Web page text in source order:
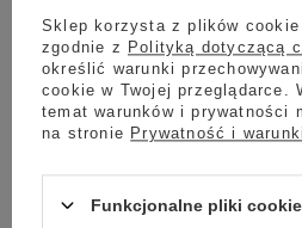
kolbowych, ale odpowiednie
sprawić, że Classico zaparzymy
French Press lub kawiarce.
Aromatyczna kawa,
Sklep korzysta z plików
zgodnie z Polityką dotyczącą
określić warunki
cookie w Twojej przeglądarce.
temat warunków i prywatności
na stronie Prywatność i
Funkcjonalne pliki